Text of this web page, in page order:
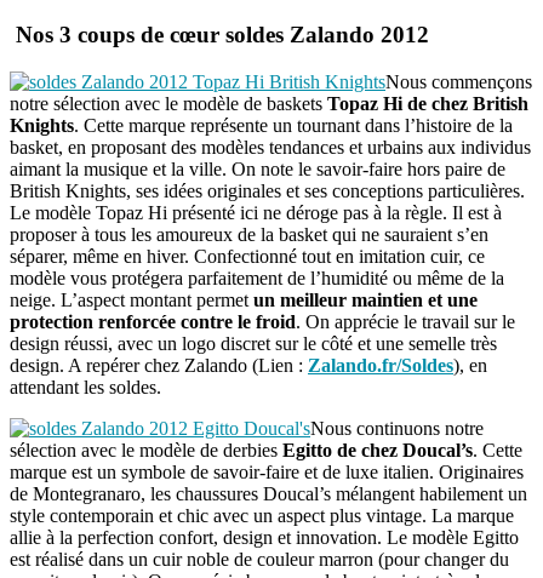
Nos 3 coups de cœur soldes Zalando 2012
Nous commençons
notre sélection avec le modèle de baskets Topaz Hi de chez British
Knights. Cette marque représente un tournant dans l’histoire de la
basket, en proposant des modèles tendances et urbains aux individus
aimant la musique et la ville. On note le savoir-faire hors paire de
British Knights, ses idées originales et ses conceptions particulières.
Le modèle Topaz Hi présenté ici ne déroge pas à la règle. Il est à
proposer à tous les amoureux de la basket qui ne sauraient s’en
séparer, même en hiver. Confectionné tout en imitation cuir, ce
modèle vous protégera parfaitement de l’humidité ou même de la
neige. L’aspect montant permet un meilleur maintien et une
protection renforcée contre le froid. On apprécie le travail sur le
design réussi, avec un logo discret sur le côté et une semelle très
design. A repérer chez Zalando (Lien : Zalando.fr/Soldes), en
attendant les soldes.
Nous continuons notre
sélection avec le modèle de derbies Egitto de chez Doucal’s. Cette
marque est un symbole de savoir-faire et de luxe italien. Originaires
de Montegranaro, les chaussures Doucal’s mélangent habilement un
style contemporain et chic avec un aspect plus vintage. La marque
allie à la perfection confort, design et innovation. Le modèle Egitto
est réalisé dans un cuir noble de couleur marron (pour changer du